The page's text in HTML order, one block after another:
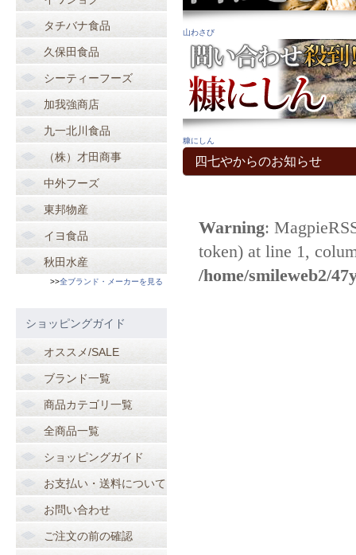
山わさび
糠にしん
四七やからのお知らせ
タチバナ食品
久保田食品
シーティーフーズ
加我強商店
九一北川食品
（株）才田商事
中外フーズ
東邦物産
イヨ食品
秋田水産
>>全ブランド・メーカーを見る
ショッピングガイド
オススメ/SALE
ブランド一覧
商品カテゴリ一覧
全商品一覧
ショッピングガイド
お支払い・送料について
お問い合わせ
ご注文の前の確認